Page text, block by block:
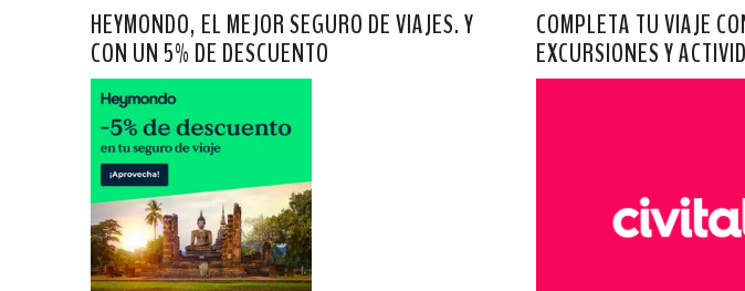
HEYMONDO, EL MEJOR SEGURO DE VIAJES. Y
CON UN 5% DE DESCUENTO
COMPLETA TU VIAJE
EXCURSIONES Y